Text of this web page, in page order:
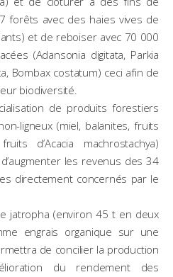
forêts avec des haies vives de
et de reboiser avec 70 000
(Adansonia digitata, Parkia
Bombax costatum) ceci afin de
biodiversité.
de produits forestiers
ligneux (miel, balanites, fruits
d’Acacia machrostachya)
les revenus des 34
directement concernés par le
jatropha (environ 45 t en deux
engrais organique sur une
de concilier la production
du rendement des